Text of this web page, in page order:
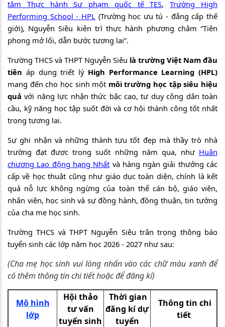
tâm Thực hành Sư phạm quốc tế TES,Trường High
Performing School - HPL (Trường học ưu tú - đẳng cấp thế
giới), Nguyễn Siêu kiên trì thực hành phương châm “Tiên
phong mở lối, dẫn bước tương lai”.
Trường THCS và THPT Nguyễn Siêu là trường Việt Nam đầu
tiên áp dụng triết lý High Performance Learning (HPL)
mang đến cho học sinh một môi trường học tập siêu hiệu
quả với năng lực nhận thức bậc cao, tư duy công dân toàn
cầu, kỹ năng học tập suốt đời và cơ hội thành công tốt nhất
trong tương lai.
Sự ghi nhận và những thành tựu tốt đẹp mà thầy trò nhà
trường đạt được trong suốt những năm qua, như Huân
chương Lao động hạng Nhất và hàng ngàn giải thưởng các
cấp về học thuật cũng như giáo dục toàn diện, chính là kết
quả nỗ lực không ngừng của toàn thể cán bộ, giáo viên,
nhân viên, học sinh và sự đồng hành, đồng thuận, tin tưởng
của cha mẹ học sinh.
Trường THCS và THPT Nguyễn Siêu trân trọng thông báo
tuyển sinh các lớp năm học 2026 - 2027 như sau:
(Cha mẹ học sinh vui lòng nhấn vào các chữ màu xanh để
có thêm thông tin chi tiết hoặc để đăng kí)
Mô hình
lớp
Hội thảo
tư vấn
tuyển sinh
Thời gian
đăng kí dự
tuyển
Thông tin chi
tiết